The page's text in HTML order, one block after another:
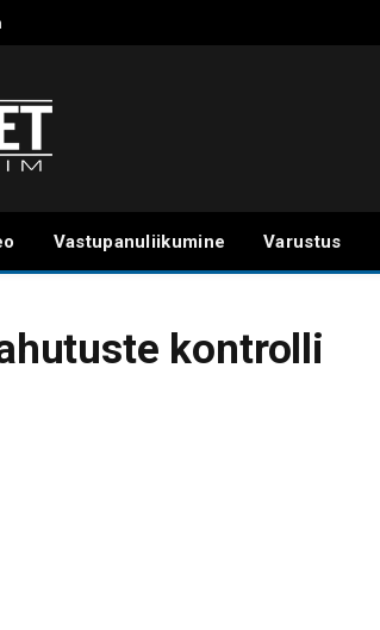
Vastupanuliikumine Varustus
kontrolli